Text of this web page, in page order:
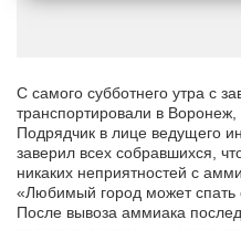
С самого субботнего утра с
транспортировали в Воронеж,
Подрядчик в лице ведущего
заверил всех собравшихся,
никаких неприятностей с
«Любимый город может
После вывоза аммиака